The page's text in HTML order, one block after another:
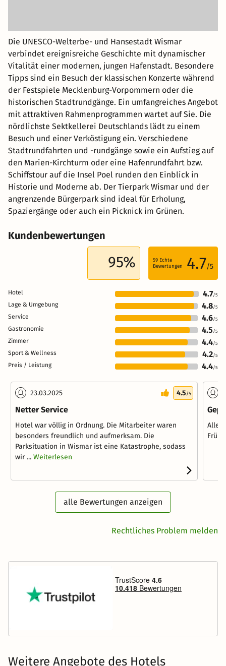
Die UNESCO-Welterbe- und Hansestadt Wismar
verbindet ereignisreiche Geschichte mit dynamischer
Vitalität einer modernen, jungen Hafenstadt. Besondere
Tipps sind ein Besuch der klassischen Konzerte während
der Festspiele Mecklenburg-Vorpommern oder die
historischen Stadtrundgänge. Ein umfangreiches Angebot
mit attraktiven Rahmenprogrammen wartet auf Sie. Die
nördlichste Sektkellerei Deutschlands lädt zu einem
Besuch und einer Verköstigung ein. Verschiedene
Stadtrundfahrten und -rundgänge sowie ein Aufstieg auf
den Marien-Kirchturm oder eine Hafenrundfahrt bzw.
Schiffstour auf die Insel Poel runden den Einblick in
Historie und Moderne ab. Der Tierpark Wismar und der
angrenzende Bürgerpark sind ideal für Erholung,
Spaziergänge oder auch ein Picknick im Grünen.
Kundenbewertungen
95% 59 Echte
Bewertungen
4.7/5
Hotel 4.7/5
Lage & Umgebung 4.8/5
Service 4.6/5
Gastronomie 4.5 /5
Zimmer 4.4/5
Sport & Wellness 4.2/5
Preis / Leistung 4.4/5
23.03.2025 4.5/5
Netter Service
Hotel war völlig in Ordnung. Die Mitarbeiter waren
besonders freundlich und aufmerksam. Die
Parksituation in Wismar ist eine Katastrophe, sodass
wir ... Weiterlesen
Alles
alle Bewertungen anzeigen
Rechtliches Problem melden
Weitere Angebote des Hotels